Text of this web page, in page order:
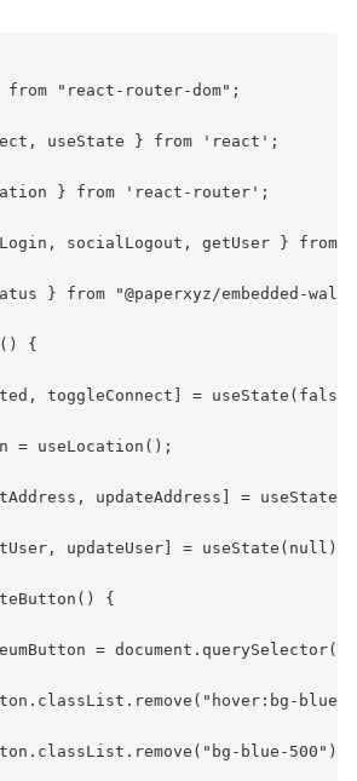
"react-router-dom";
useState } from 'react';
} from 'react-router';
socialLogout, getUser }
} from "@paperxyz/embedded-
{
toggleConnect] =
= useLocation();
updateAddress] =
updateUser] = useState(null);
{
=
blue-
blue-500");